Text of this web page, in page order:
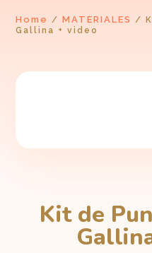
Home / MATERIALES /
Gallina + video
Kit de